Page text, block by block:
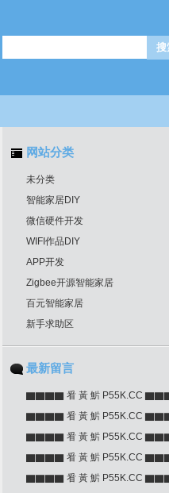
网站分类
未分类
智能家居DIY
微信硬件开发
WIFI作品DIY
APP开发
Zigbee开源智能家居
百元智能家居
新手求助区
最新留言